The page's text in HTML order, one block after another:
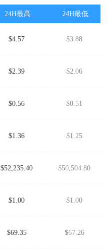
24H最高 24H最低
$4.57 $3.88
$2.39 $2.06
$0.56 $0.51
$1.36 $1.25
$52,235.40 $50,504.80
$1.00 $1.00
$69.35 $67.26